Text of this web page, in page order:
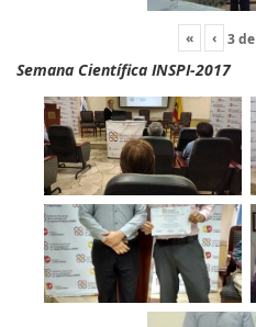
« ‹ 3de
Semana Científica INSPI-2017